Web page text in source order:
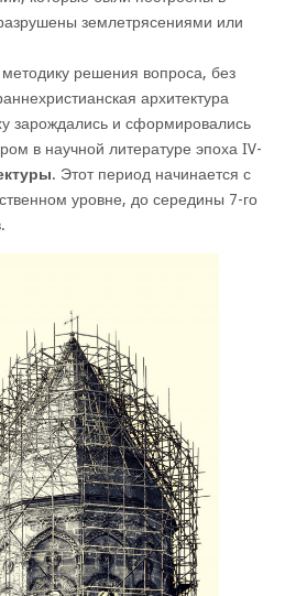
землетрясениями или
решения вопроса, без
архитектура
зарождались и сформировались
в научной литературе эпоха IV-
. Этот период начинается с
уровне, до середины 7-го